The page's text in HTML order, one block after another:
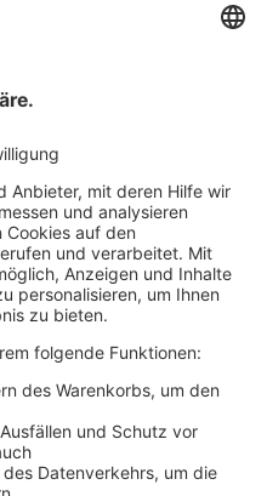
und Zielmärkte an einem
einen breiten
unkompliziert zu